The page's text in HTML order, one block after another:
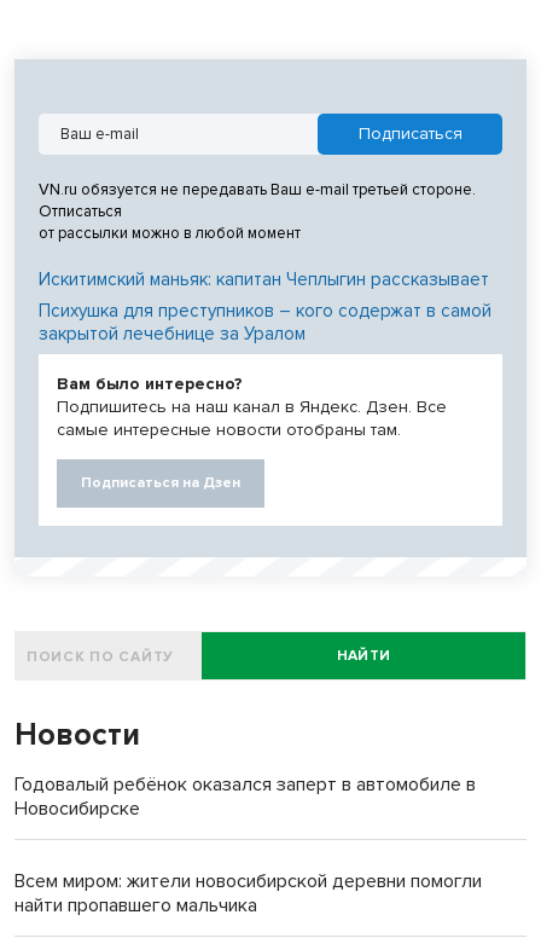
VN.ru обязуется не передавать Ваш e-mail третьей стороне.
Отписаться
от рассылки можно в любой момент
Искитимский маньяк: капитан Чеплыгин рассказывает
Психушка для преступников – кого содержат в самой
закрытой лечебнице за Уралом
Вам было интересно?
Подпишитесь на наш канал в Яндекс. Дзен. Все
самые интересные новости отобраны там.
Подписаться на Дзен
НАЙТИ
Новости
Годовалый ребёнок оказался заперт в автомобиле в
Новосибирске
Всем миром: жители новосибирской деревни помогли
найти пропавшего мальчика